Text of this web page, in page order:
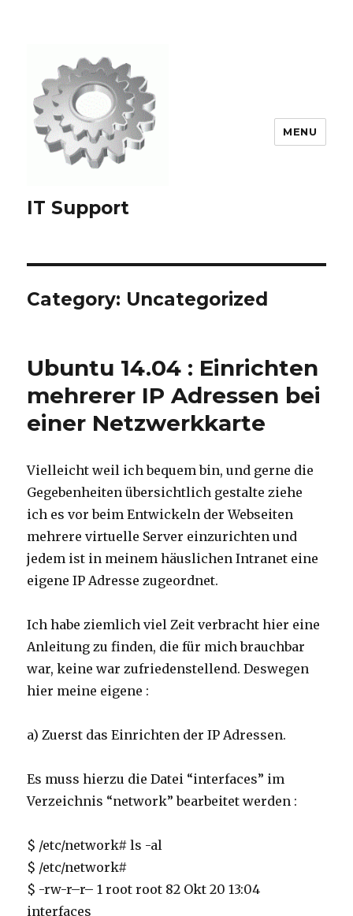
IT Support
MENU
Category: Uncategorized
Ubuntu 14.04 : Einrichten
mehrerer IP Adressen bei
einer Netzwerkkarte
Vielleicht weil ich bequem bin, und gerne die
Gegebenheiten übersichtlich gestalte ziehe
ich es vor beim Entwickeln der Webseiten
mehrere virtuelle Server einzurichten und
jedem ist in meinem häuslichen Intranet eine
eigene IP Adresse zugeordnet.
Ich habe ziemlich viel Zeit verbracht hier eine
Anleitung zu finden, die für mich brauchbar
war, keine war zufriedenstellend. Deswegen
hier meine eigene :
a) Zuerst das Einrichten der IP Adressen.
Es muss hierzu die Datei “interfaces” im
Verzeichnis “network” bearbeitet werden :
$ /etc/network# ls -al
$ /etc/network#
$ -rw-r–r– 1 root root 82 Okt 20 13:04
interfaces